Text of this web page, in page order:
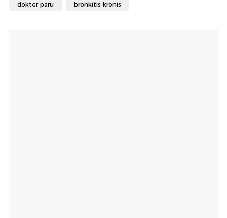
dokter paru bronkitis kronis